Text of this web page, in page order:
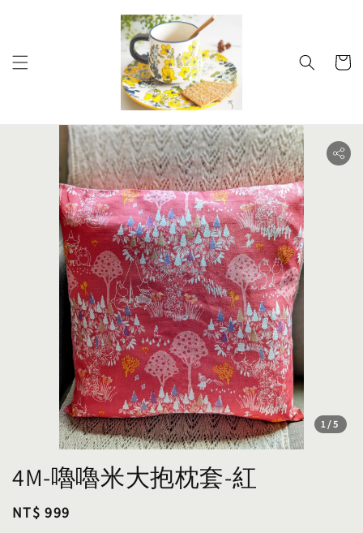
1/5
4M-嚕嚕米大抱枕套-紅
Regular
NT$ 999